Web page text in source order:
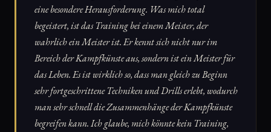
eine besondere Herausforderung. Was mich total
begeistert, ist das Training bei einem Meister, der
wahrlich ein Meister ist. Er kennt sich nicht nur im
Bereich der Kampfkünste aus, sondern ist ein Meister für
das Leben. Es ist wirklich so, dass man gleich zu Beginn
sehr fortgeschrittene Techniken und Drills erlebt, wodurch
man sehr schnell die Zusammenhänge der Kampfkünste
begreifen kann. Ich glaube, mich könnte kein Training,